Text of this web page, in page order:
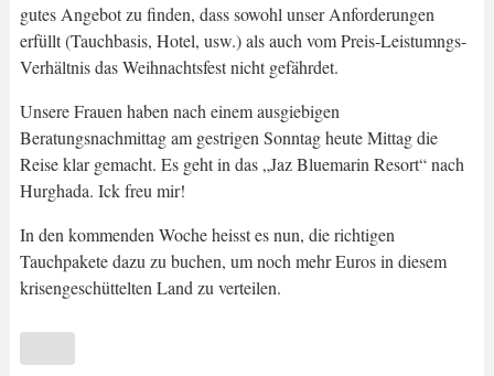
gutes Angebot zu finden, dass sowohl unser Anforderungen
erfüllt (Tauchbasis, Hotel, usw.) als auch vom Preis-Leistumngs-
Verhältnis das Weihnachtsfest nicht gefährdet.
Unsere Frauen haben nach einem ausgiebigen
Beratungsnachmittag am gestrigen Sonntag heute Mittag die
Reise klar gemacht. Es geht in das „Jaz Bluemarin Resort“ nach
Hurghada. Ick freu mir!
In den kommenden Woche heisst es nun, die richtigen
Tauchpakete dazu zu buchen, um noch mehr Euros in diesem
krisengeschüttelten Land zu verteilen.